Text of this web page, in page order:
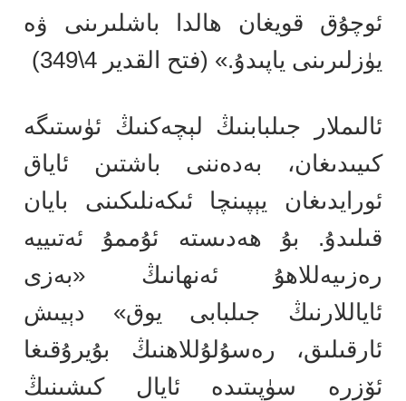
ئوچۇق قويغان ھالدا باشلىرىنى ۋە
يۈزلىرىنى ياپىدۇ.» (فتح القدير 4\349)
ئالىملار جىلبابنىڭ لېچەكنىڭ ئۈستىگە
كىيىدىغان، بەدەننى باشتىن ئاياق
ئورايدىغان يېپىنچا ئىكەنلىكىنى بايان
قىلىدۇ. بۇ ھەدىستە ئۇممۇ ئەتىييە
رەزىيەللاھۇ ئەنھانىڭ «بەزى
ئاياللارنىڭ جىلبابى يوق» دېيىش
ئارقىلىق، رەسۇلۇللاھنىڭ بۇيرۇقىغا
ئۆزرە سۈپىتىدە ئايال كىشىنىڭ